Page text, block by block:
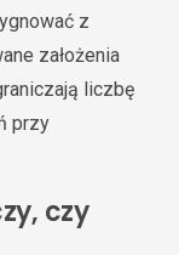
z
założenia
liczbę
przy
czy